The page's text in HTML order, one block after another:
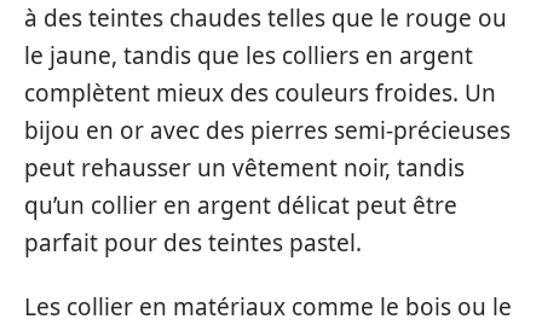
à des teintes chaudes telles que le rouge ou
le jaune, tandis que les colliers en argent
complètent mieux des couleurs froides. Un
bijou en or avec des pierres semi-précieuses
peut rehausser un vêtement noir, tandis
qu’un collier en argent délicat peut être
parfait pour des teintes pastel.
Les collier en matériaux comme le bois ou le